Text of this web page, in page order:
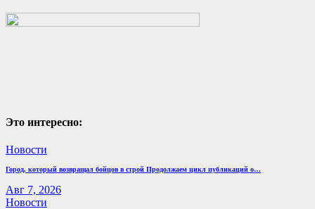
Это интересно:
Новости
Город, который возвращал бойцов в строй Продолжаем цикл публикаций о…
Авг 7, 2026
Новости